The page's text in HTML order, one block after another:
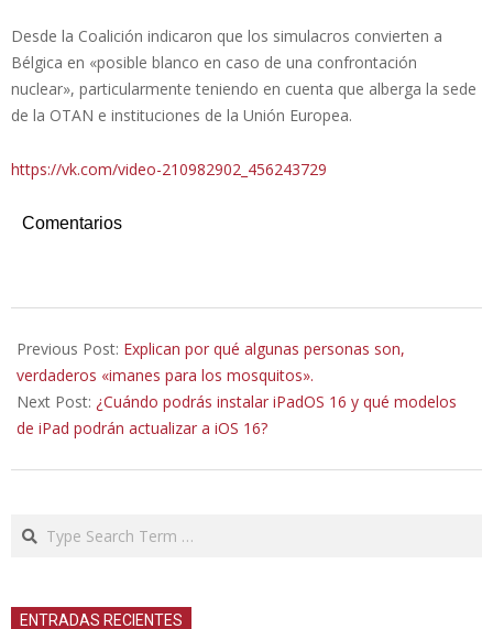
Desde la Coalición indicaron que los simulacros convierten a
Bélgica en «posible blanco en caso de una confrontación
nuclear», particularmente teniendo en cuenta que alberga la sede
de la OTAN e instituciones de la Unión Europea.
https://vk.com/video-210982902_456243729
Comentarios
10-
19
Previous Post: Explican por qué algunas personas son,
verdaderos «imanes para los mosquitos».
Next Post: ¿Cuándo podrás instalar iPadOS 16 y qué modelos
de iPad podrán actualizar a iOS 16?
Search
ENTRADAS RECIENTES